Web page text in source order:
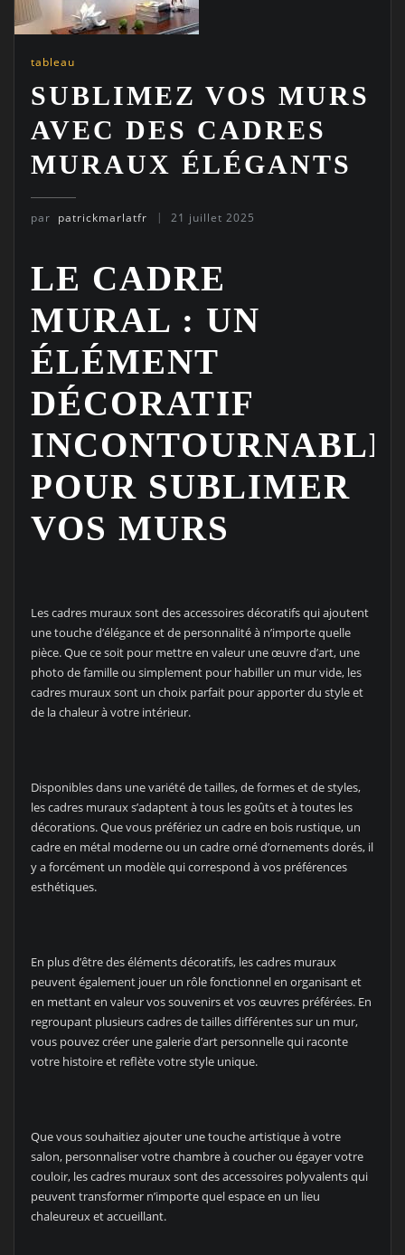
tableau
SUBLIMEZ VOS MURS
AVEC DES CADRES
MURAUX ÉLÉGANTS
par patrickmarlatfr 21 juillet 2025
LE CADRE
MURAL : UN
ÉLÉMENT
DÉCORATIF
INCONTOURNABLE
POUR SUBLIMER
VOS MURS
Les cadres muraux sont des accessoires décoratifs qui ajoutent
une touche d’élégance et de personnalité à n’importe quelle
pièce. Que ce soit pour mettre en valeur une œuvre d’art, une
photo de famille ou simplement pour habiller un mur vide, les
cadres muraux sont un choix parfait pour apporter du style et
de la chaleur à votre intérieur.
Disponibles dans une variété de tailles, de formes et de styles,
les cadres muraux s’adaptent à tous les goûts et à toutes les
décorations. Que vous préfériez un cadre en bois rustique, un
cadre en métal moderne ou un cadre orné d’ornements dorés, il
y a forcément un modèle qui correspond à vos préférences
esthétiques.
En plus d’être des éléments décoratifs, les cadres muraux
peuvent également jouer un rôle fonctionnel en organisant et
en mettant en valeur vos souvenirs et vos œuvres préférées. En
regroupant plusieurs cadres de tailles différentes sur un mur,
vous pouvez créer une galerie d’art personnelle qui raconte
votre histoire et reflète votre style unique.
Que vous souhaitiez ajouter une touche artistique à votre
salon, personnaliser votre chambre à coucher ou égayer votre
couloir, les cadres muraux sont des accessoires polyvalents qui
peuvent transformer n’importe quel espace en un lieu
chaleureux et accueillant.